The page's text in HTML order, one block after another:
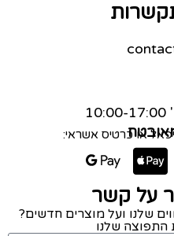
או כרטיס אשראי:
על קשר
שלנו ועל מוצרים חדשים?
התפוצה שלנו